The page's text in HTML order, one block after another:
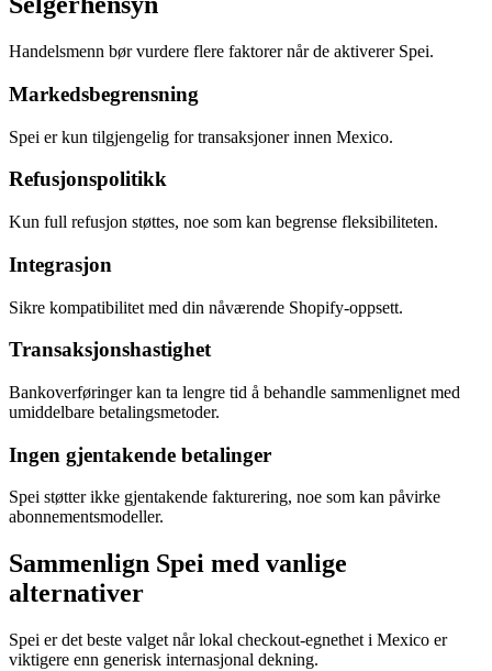
Handelsmenn bør vurdere flere faktorer når de aktiverer Spei.
Markedsbegrensning
Spei er kun tilgjengelig for transaksjoner innen Mexico.
Refusjonspolitikk
Kun full refusjon støttes, noe som kan begrense fleksibiliteten.
Integrasjon
Sikre kompatibilitet med din nåværende Shopify-oppsett.
Transaksjonshastighet
Bankoverføringer kan ta lengre tid å behandle sammenlignet med
umiddelbare betalingsmetoder.
Ingen gjentakende betalinger
Spei støtter ikke gjentakende fakturering, noe som kan påvirke
abonnementsmodeller.
Sammenlign Spei med vanlige
alternativer
Spei er det beste valget når lokal checkout-egnethet i Mexico er
viktigere enn generisk internasjonal dekning.